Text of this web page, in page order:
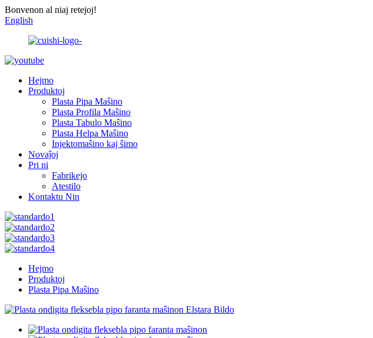
Bonvenon al niaj retejoj!
English
Hejmo
Produktoj
Plasta Pipa Maŝino
Plasta Profila Maŝino
Plasta Tabulo Maŝino
Plasta Helpa Maŝino
Injektomaŝino kaj ŝimo
Novaĵoj
Pri ni
Fabrikejo
Atestilo
Kontaktu Nin
Hejmo
Produktoj
Plasta Pipa Maŝino